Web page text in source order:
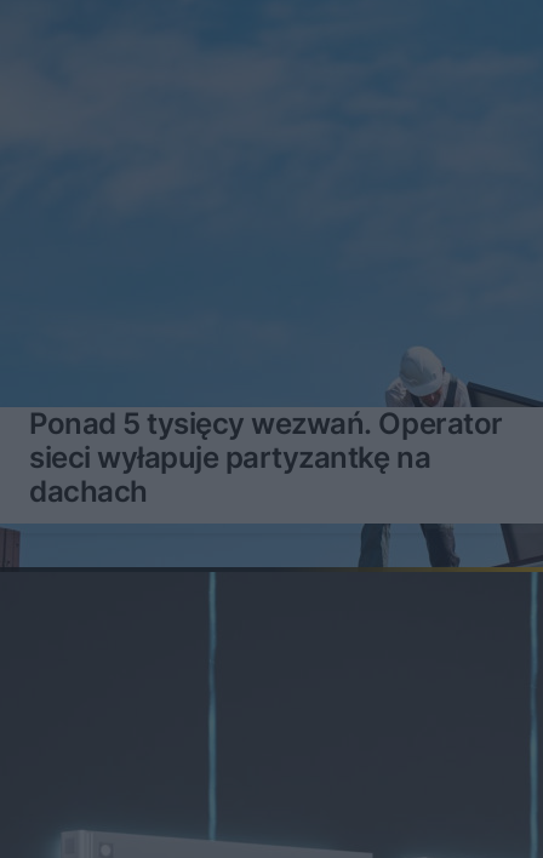
Ponad 5 tysięcy wezwań. Operator
sieci wyłapuje partyzantkę na
dachach